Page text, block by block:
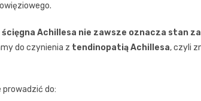
ścięgna Achillesa nie zawsze oznacza stan
do czynienia z tendinopatią Achillesa, czyli
prowadzić do: